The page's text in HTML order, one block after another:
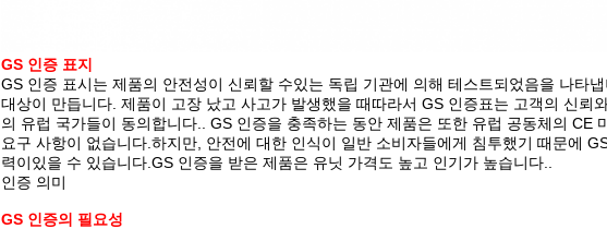
GS 인증 표지
GS 인증 표시는 제품의 안전성이 신뢰할 수있는 독립 기관에 의해 테스트되었음을 나타
대상이 만듭니다. 제품이 고장 났고 사고가 발생했을 때따라서 GS 인증표는 고객의 신
의 유럽 국가들이 동의합니다.. GS 인증을 충족하는 동안 제품은 또한 유럽 공동체의 CE
요구 사항이 없습니다.하지만, 안전에 대한 인식이 일반 소비자들에게 침투했기 때문에
력이있을 수 있습니다.GS 인증을 받은 제품은 유닛 가격도 높고 인기가 높습니다..
인증 의미
GS 인증의 필요성